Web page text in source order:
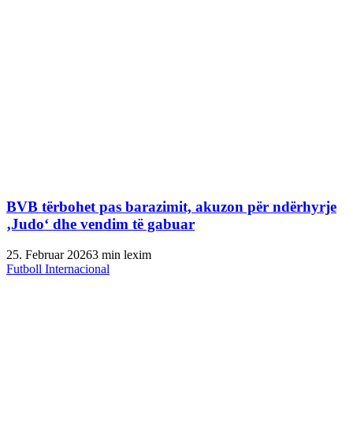
BVB tërbohet pas barazimit, akuzon për ndërhyrje
‚Judo‘ dhe vendim të gabuar
25. Februar 20263 min lexim
Futboll Internacional